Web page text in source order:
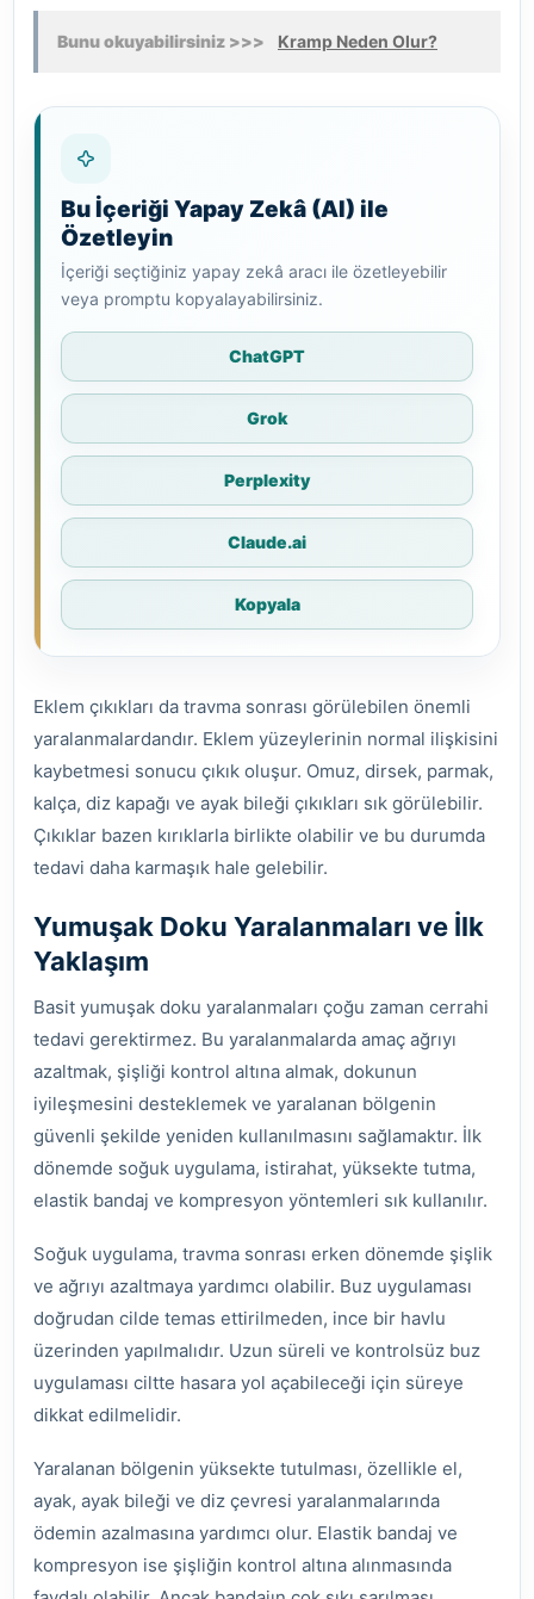
Bunu okuyabilirsiniz >>> Kramp Neden Olur?
Bu İçeriği Yapay Zekâ (AI) ile
Özetleyin
İçeriği seçtiğiniz yapay zekâ aracı ile özetleyebilir
veya promptu kopyalayabilirsiniz.
ChatGPT
Grok
Perplexity
Claude.ai
Kopyala
Eklem çıkıkları da travma sonrası görülebilen önemli
yaralanmalardandır. Eklem yüzeylerinin normal ilişkisini
kaybetmesi sonucu çıkık oluşur. Omuz, dirsek, parmak,
kalça, diz kapağı ve ayak bileği çıkıkları sık görülebilir.
Çıkıklar bazen kırıklarla birlikte olabilir ve bu durumda
tedavi daha karmaşık hale gelebilir.
Yumuşak Doku Yaralanmaları ve İlk
Yaklaşım
Basit yumuşak doku yaralanmaları çoğu zaman cerrahi
tedavi gerektirmez. Bu yaralanmalarda amaç ağrıyı
azaltmak, şişliği kontrol altına almak, dokunun
iyileşmesini desteklemek ve yaralanan bölgenin
güvenli şekilde yeniden kullanılmasını sağlamaktır. İlk
dönemde soğuk uygulama, istirahat, yüksekte tutma,
elastik bandaj ve kompresyon yöntemleri sık kullanılır.
Soğuk uygulama, travma sonrası erken dönemde şişlik
ve ağrıyı azaltmaya yardımcı olabilir. Buz uygulaması
doğrudan cilde temas ettirilmeden, ince bir havlu
üzerinden yapılmalıdır. Uzun süreli ve kontrolsüz buz
uygulaması ciltte hasara yol açabileceği için süreye
dikkat edilmelidir.
Yaralanan bölgenin yüksekte tutulması, özellikle el,
ayak, ayak bileği ve diz çevresi yaralanmalarında
ödemin azalmasına yardımcı olur. Elastik bandaj ve
kompresyon ise şişliğin kontrol altına alınmasında